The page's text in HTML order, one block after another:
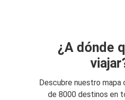
¿A dónde
Descubre nuestro mapa
de 8000 destinos en